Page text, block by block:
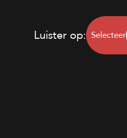
Luister op: Selecteer